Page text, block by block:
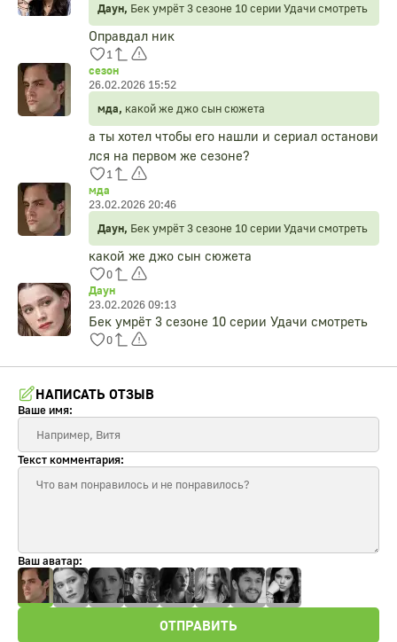
Даун,
Бек умрёт 3 сезоне 10 серии Удачи смотреть
Оправдал ник
1
сезон
26.02.2026 15:52
мда, какой же джо сын сюжета
а ты хотел чтобы его нашли и сериал останови
лся на первом же сезоне?
1
мда
23.02.2026 20:46
Даун,
Бек умрёт 3 сезоне 10 серии Удачи смотреть
какой же джо сын сюжета
0
Даун
23.02.2026 09:13
Бек умрёт 3 сезоне 10 серии Удачи смотреть
0
НАПИСАТЬ ОТЗЫВ
Ваше имя:
Текст комментария:
Ваш аватар:
ОТПРАВИТЬ